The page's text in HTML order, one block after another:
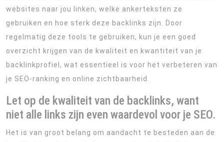
websites naar jou linken, welke ankerteksten ze
gebruiken en hoe sterk deze backlinks zijn. Door
regelmatig deze tools te gebruiken, kun je een goed
overzicht krijgen van de kwaliteit en kwantiteit van je
backlinkprofiel, wat essentieel is voor het verbeteren van
je SEO-ranking en online zichtbaarheid.
Let op de kwaliteit van de backlinks, want
niet alle links zijn even waardevol voor je SEO.
Het is van groot belang om aandacht te besteden aan de